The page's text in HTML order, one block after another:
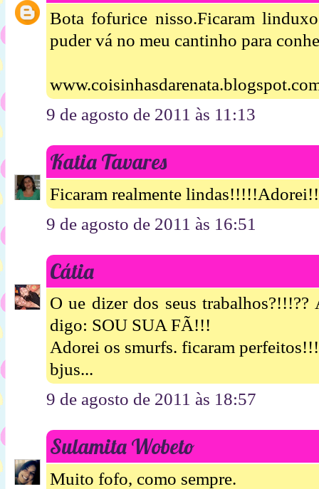
Bota fofurice nisso.Ficaram
puder vá no meu cantinho para
9 de agosto de 2011 às 11:13
Katia Tavares
Ficaram realmente
9 de agosto de 2011 às 16:51
Cátia
O ue dizer dos seus
digo: SOU SUA FÃ!!!
Adorei os smurfs. ficaram perfeitos!!!
bjus...
9 de agosto de 2011 às 18:57
Sulamita Wobeto
Muito fofo, como sempre.